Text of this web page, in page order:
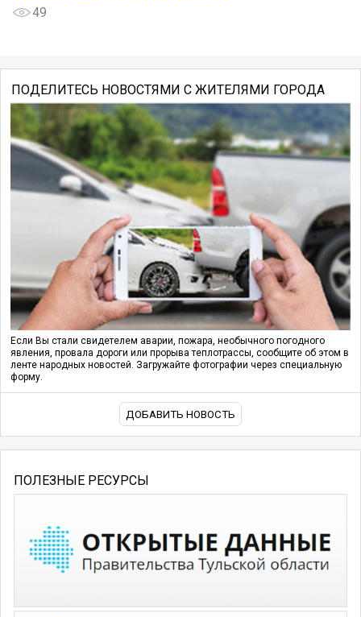
49
ПОДЕЛИТЕСЬ НОВОСТЯМИ С ЖИТЕЛЯМИ ГОРОДА
Если Вы стали свидетелем аварии, пожара, необычного погодного
явления, провала дороги или прорыва теплотрассы, сообщите об этом в
ленте народных новостей. Загружайте фотографии через специальную
форму.
ДОБАВИТЬ НОВОСТЬ
ПОЛЕЗНЫЕ РЕСУРСЫ